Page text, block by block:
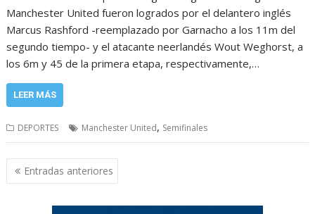
Manchester United fueron logrados por el delantero inglés
Marcus Rashford -reemplazado por Garnacho a los 11m del
segundo tiempo- y el atacante neerlandés Wout Weghorst, a
los 6m y 45 de la primera etapa, respectivamente,…
LEER MÁS
DEPORTES Manchester United, Semifinales
Navegación
de
entradas
Entradas anteriores